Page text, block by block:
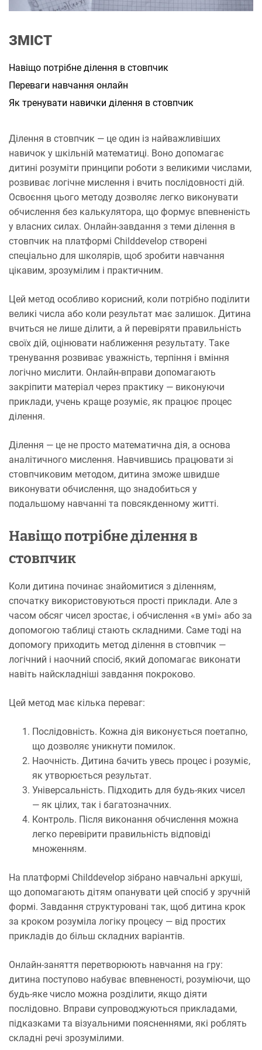
ЗМІСТ
Навіщо потрібне ділення в стовпчик
Переваги навчання онлайн
Як тренувати навички ділення в стовпчик
Ділення в стовпчик — це один із найважливіших
навичок у шкільній математиці. Воно допомагає
дитині розуміти принципи роботи з великими числами,
розвиває логічне мислення і вчить послідовності дій.
Освоєння цього методу дозволяє легко виконувати
обчислення без калькулятора, що формує впевненість
у власних силах. Онлайн-завдання з теми ділення в
стовпчик на платформі Childdevelop створені
спеціально для школярів, щоб зробити навчання
цікавим, зрозумілим і практичним.
Цей метод особливо корисний, коли потрібно поділити
великі числа або коли результат має залишок. Дитина
вчиться не лише ділити, а й перевіряти правильність
своїх дій, оцінювати наближення результату. Таке
тренування розвиває уважність, терпіння і вміння
логічно мислити. Онлайн-вправи допомагають
закріпити матеріал через практику — виконуючи
приклади, учень краще розуміє, як працює процес
ділення.
Ділення — це не просто математична дія, а основа
аналітичного мислення. Навчившись працювати зі
стовпчиковим методом, дитина зможе швидше
виконувати обчислення, що знадобиться у
подальшому навчанні та повсякденному житті.
Навіщо потрібне ділення в
стовпчик
Коли дитина починає знайомитися з діленням,
спочатку використовуються прості приклади. Але з
часом обсяг чисел зростає, і обчислення «в умі» або за
допомогою таблиці стають складними. Саме тоді на
допомогу приходить метод ділення в стовпчик —
логічний і наочний спосіб, який допомагає виконати
навіть найскладніші завдання покроково.
Цей метод має кілька переваг:
Послідовність. Кожна дія виконується поетапно,
що дозволяє уникнути помилок.
Наочність. Дитина бачить увесь процес і розуміє,
як утворюється результат.
Універсальність. Підходить для будь-яких чисел
— як цілих, так і багатозначних.
Контроль. Після виконання обчислення можна
легко перевірити правильність відповіді
множенням.
На платформі Childdevelop зібрано навчальні аркуші,
що допомагають дітям опанувати цей спосіб у зручній
формі. Завдання структуровані так, щоб дитина крок
за кроком розуміла логіку процесу — від простих
прикладів до більш складних варіантів.
Онлайн-заняття перетворюють навчання на гру:
дитина поступово набуває впевненості, розуміючи, що
будь-яке число можна розділити, якщо діяти
послідовно. Вправи супроводжуються прикладами,
підказками та візуальними поясненнями, які роблять
складні речі зрозумілими.